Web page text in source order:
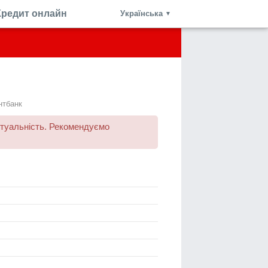
онлайн Українська ▼
Рекомендуємо